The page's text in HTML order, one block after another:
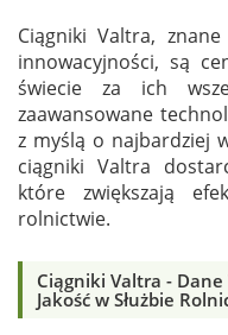
Ciągniki Valtra,
innowacyjności, są
świecie za ich
zaawansowane
z myślą o najbardziej
ciągniki Valtra
które zwiększają
rolnictwie.
Ciągniki Valtra -
Jakość w Służbie